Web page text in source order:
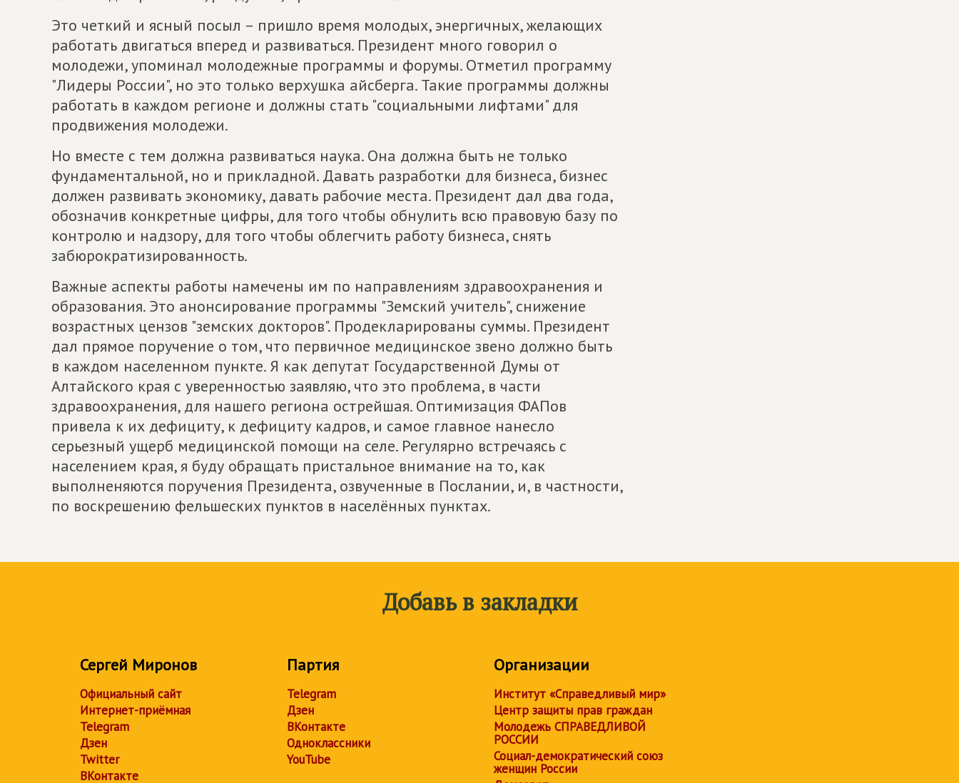
Это четкий и ясный посыл – пришло время молодых, энергичных, желающих
работать двигаться вперед и развиваться. Президент много говорил о
молодежи, упоминал молодежные программы и форумы. Отметил программу
"Лидеры России", но это только верхушка айсберга. Такие программы должны
работать в каждом регионе и должны стать "социальными лифтами" для
продвижения молодежи.
Но вместе с тем должна развиваться наука. Она должна быть не только
фундаментальной, но и прикладной. Давать разработки для бизнеса, бизнес
должен развивать экономику, давать рабочие места. Президент дал два года,
обозначив конкретные цифры, для того чтобы обнулить всю правовую базу по
контролю и надзору, для того чтобы облегчить работу бизнеса, снять
забюрократизированность.
Важные аспекты работы намечены им по направлениям здравоохранения и
образования. Это анонсирование программы "Земский учитель", снижение
возрастных цензов "земских докторов". Продекларированы суммы. Президент
дал прямое поручение о том, что первичное медицинское звено должно быть
в каждом населенном пункте. Я как депутат Государственной Думы от
Алтайского края с уверенностью заявляю, что это проблема, в части
здравоохранения, для нашего региона острейшая. Оптимизация ФАПов
привела к их дефициту, к дефициту кадров, и самое главное нанесло
серьезный ущерб медицинской помощи на селе. Регулярно встречаясь с
населением края, я буду обращать пристальное внимание на то, как
выполненяются поручения Президента, озвученные в Послании, и, в частности,
по воскрешению фельшеских пунктов в населённых пунктах.
Добавь в закладки
Сергей Миронов
Официальный сайт
Интернет-приёмная
Telegram
Дзен
Twitter
ВКонтакте
Партия
Telegram
Дзен
ВКонтакте
Одноклассники
YouTube
Организации
Институт «Справедливый мир»
Центр защиты прав граждан
Молодежь СПРАВЕДЛИВОЙ
РОССИИ
Социал-демократический союз
женщин России